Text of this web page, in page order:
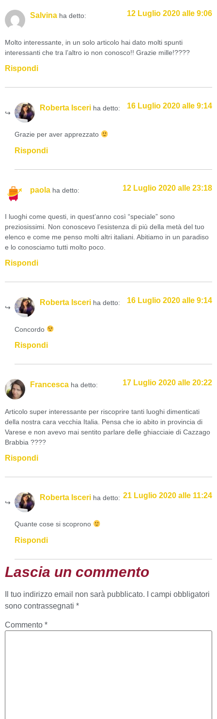
Salvina ha detto: 12 Luglio 2020 alle 9:06
Molto interessante, in un solo articolo hai dato molti spunti
interessanti che tra l’altro io non conosco!! Grazie mille!????
Rispondi
Roberta Isceri ha detto: 16 Luglio 2020 alle 9:14
Grazie per aver apprezzato
Rispondi
paola ha detto: 12 Luglio 2020 alle 23:18
I luoghi come questi, in quest’anno così “speciale” sono
preziosissimi. Non conoscevo l’esistenza di più della metà del tuo
elenco e come me penso molti altri italiani. Abitiamo in un paradiso
e lo conosciamo tutti molto poco.
Rispondi
Roberta Isceri ha detto: 16 Luglio 2020 alle 9:14
Concordo
Rispondi
Francesca ha detto: 17 Luglio 2020 alle 20:22
Articolo super interessante per riscoprire tanti luoghi dimenticati
della nostra cara vecchia Italia. Pensa che io abito in provincia di
Varese e non avevo mai sentito parlare delle ghiacciaie di Cazzago
Brabbia ????
Rispondi
Roberta Isceri ha detto: 21 Luglio 2020 alle 11:24
Quante cose si scoprono
Rispondi
Lascia un commento
Il tuo indirizzo email non sarà pubblicato.
I campi obbligatori
sono contrassegnati *
Commento *